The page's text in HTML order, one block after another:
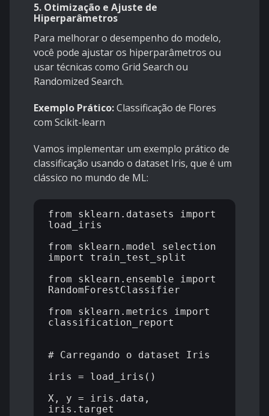
5. Otimização e Ajuste de
Hiperparâmetros
Para melhorar o desempenho do modelo,
você pode ajustar os hiperparâmetros ou
usar técnicas como Grid Search ou
Randomized Search.
Exemplo Prático:Classificação de Flores
com Scikit-learn
Vamos implementar um exemplo prático de
classificação usando o dataset Iris, que é um
clássico no mundo de ML:
from sklearn.datasets import
load_iris
from sklearn.model_selection
import train_test_split
from sklearn.ensemble import
RandomForestClassifier
from sklearn.metrics import
classification_report
# Carregando o dataset Iris
iris = load_iris()
X, y = iris.data,
iris.target